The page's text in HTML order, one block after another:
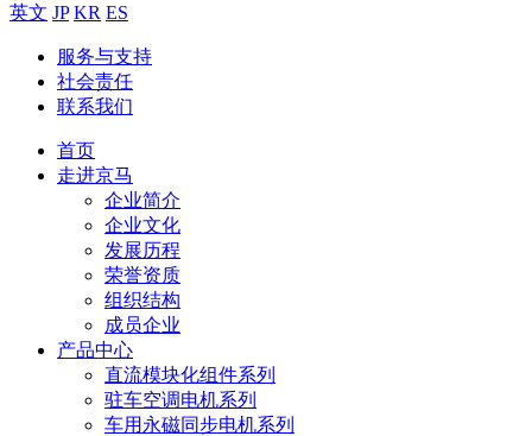
英文 JP KR ES
服务与支持
社会责任
联系我们
首页
走进京马
企业简介
企业文化
发展历程
荣誉资质
组织结构
成员企业
产品中心
直流模块化组件系列
驻车空调电机系列
车用永磁同步电机系列